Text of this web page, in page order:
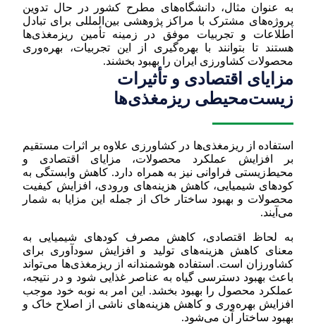
به عنوان مثال، دانشگاه‌های مطرح کشور در حال تدوین
پروژه‌های مشترک با مراکز پژوهشی بین‌المللی برای تبادل
اطلاعات و تجربیات موفق در زمینه تأمین ریزمغذی‌ها
هستند تا بتوانند با بهره‌گیری از این تجربیات، بهره‌وری
محصولات کشاورزی ایران را بهبود بخشند.
مزایای اقتصادی و تأثیرات
زیست‌محیطی ریزمغذی‌ها
استفاده از ریزمغذی‌ها در کشاورزی علاوه بر اثرات مستقیم
بر افزایش عملکرد محصولات، مزایای اقتصادی و
محیط‌زیستی فراوانی نیز به همراه دارد. کاهش وابستگی به
کودهای شیمیایی، کاهش هزینه‌های ورودی، افزایش کیفیت
محصولات و بهبود ساختار خاک از جمله این مزایا به شمار
می‌آیند.
به لحاظ اقتصادی، کاهش مصرف کودهای شیمیایی به
معنای کاهش هزینه‌های تولید و افزایش سودآوری برای
کشاورزان است. استفاده هوشمندانه از ریزمغذی‌ها می‌تواند
باعث بهبود دسترسی گیاه به عناصر غذایی شود و در نتیجه،
عملکرد محصول را بهبود بخشد. این امر به نوبه خود موجب
افزایش بهره‌وری و کاهش هزینه‌های ناشی از اصلاح خاک و
بهبود ساختار آن می‌شود.